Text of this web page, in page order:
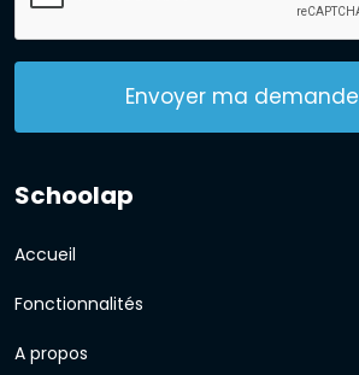
Envoyer ma demande
Schoolap
Accueil
Fonctionnalités
A propos